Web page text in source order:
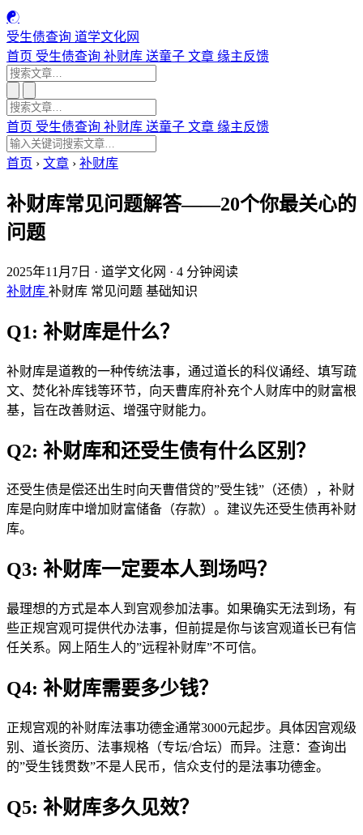
☯
受生债查询 道学文化网
首页 受生债查询 补财库 送童子 文章 缘主反馈
首页 受生债查询 补财库 送童子 文章 缘主反馈
首页 › 文章 › 补财库
补财库常见问题解答——20个你最关心的
问题
2025年11月7日 · 道学文化网 · 4 分钟阅读
补财库 补财库 常见问题 基础知识
Q1: 补财库是什么？
补财库是道教的一种传统法事，通过道长的科仪诵经、填写疏
文、焚化补库钱等环节，向天曹库府补充个人财库中的财富根
基，旨在改善财运、增强守财能力。
Q2: 补财库和还受生债有什么区别？
还受生债是偿还出生时向天曹借贷的”受生钱”（还债），补财
库是向财库中增加财富储备（存款）。建议先还受生债再补财
库。
Q3: 补财库一定要本人到场吗？
最理想的方式是本人到宫观参加法事。如果确实无法到场，有
些正规宫观可提供代办法事，但前提是你与该宫观道长已有信
任关系。网上陌生人的”远程补财库”不可信。
Q4: 补财库需要多少钱？
正规宫观的补财库法事功德金通常3000元起步。具体因宫观级
别、道长资历、法事规格（专坛/合坛）而异。注意：查询出
的”受生钱贯数”不是人民币，信众支付的是法事功德金。
Q5: 补财库多久见效？